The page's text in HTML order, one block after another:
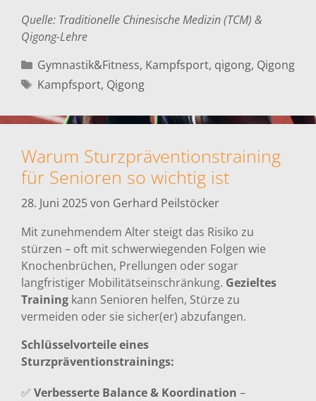
Quelle: Traditionelle Chinesische Medizin (TCM) &
Qigong-Lehre
Kategorien
Gymnastik&Fitness, Kampfsport, qigong, Qigong
Schlagwörter
Kampfsport, Qigong
Warum Sturzpräventionstraining
für Senioren so wichtig ist
28. Juni 2025von Gerhard Peilstöcker
Mit zunehmendem Alter steigt das Risiko zu
stürzen – oft mit schwerwiegenden Folgen wie
Knochenbrüchen, Prellungen oder sogar
langfristiger Mobilitätseinschränkung. Gezieltes
Training kann Senioren helfen, Stürze zu
vermeiden oder sie sicher(er) abzufangen.
Schlüsselvorteile eines
Sturzpräventionstrainings:
✅ Verbesserte Balance & Koordination –